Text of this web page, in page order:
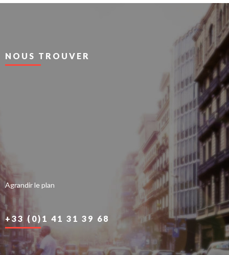
NOUS TROUVER
Agrandir le plan
+33 (0)1 41 31 39 68